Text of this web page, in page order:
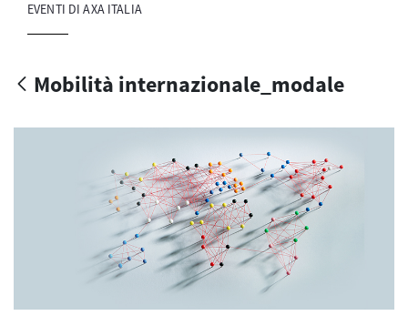
EVENTI DI AXA ITALIA
Mobilità internazionale_modale